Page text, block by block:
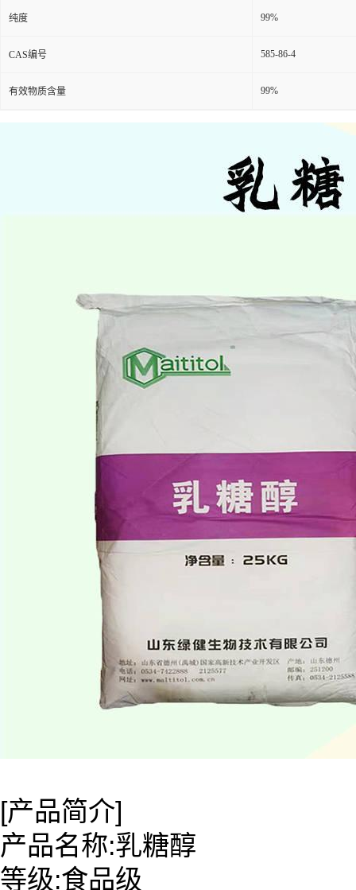
纯度 99%
CAS编号 585-86-4
有效物质含量 99%
[产品简介]
产品名称:乳糖醇
等级:食品级